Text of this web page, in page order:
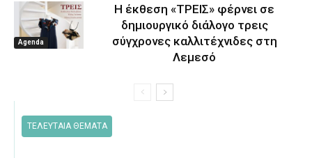
Agenda
Η έκθεση «ΤΡΕΙΣ» φέρνει σε
δημιουργικό διάλογο τρεις
σύγχρονες καλλιτέχνιδες στη
Λεμεσό
ΤΕΛΕΥΤΑΙΑ ΘΕΜΑΤΑ